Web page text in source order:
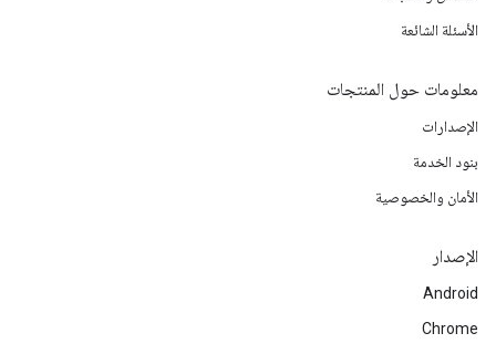
الأسئلة الشائعة
معلومات حول المنتجات
الإصدارات
بنود الخدمة
الأمان والخصوصية
الإصدار
Android
Chrome